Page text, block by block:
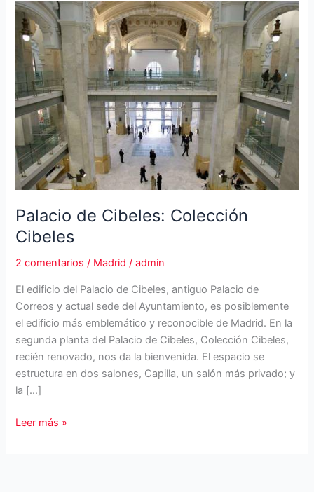
Palacio de Cibeles: Colección
Cibeles
2 comentarios / Madrid /admin
El edificio del Palacio de Cibeles, antiguo Palacio de
Correos y actual sede del Ayuntamiento, es posiblemente
el edificio más emblemático y reconocible de Madrid. En la
segunda planta del Palacio de Cibeles, Colección Cibeles,
recién renovado, nos da la bienvenida. El espacio se
estructura en dos salones, Capilla, un salón más privado; y
la […]
Palacio
Leer más »